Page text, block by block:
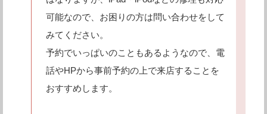
可能なので、お困りの方は問い合わせをして
みてください。
予約でいっぱいのこともあるようなので、電
話やHPから事前予約の上で来店することを
おすすめします。